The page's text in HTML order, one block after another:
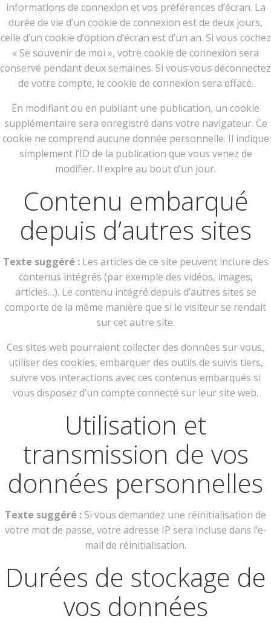
informations de connexion et vos préférences d’écran. La
durée de vie d’un cookie de connexion est de deux jours,
celle d’un cookie d’option d’écran est d’un an. Si vous cochez
« Se souvenir de moi », votre cookie de connexion sera
conservé pendant deux semaines. Si vous vous déconnectez
de votre compte, le cookie de connexion sera effacé.
En modifiant ou en publiant une publication, un cookie
supplémentaire sera enregistré dans votre navigateur. Ce
cookie ne comprend aucune donnée personnelle. Il indique
simplement l’ID de la publication que vous venez de
modifier. Il expire au bout d’un jour.
Contenu embarqué
depuis d’autres sites
Texte suggéré : Les articles de ce site peuvent inclure des
contenus intégrés (par exemple des vidéos, images,
articles…). Le contenu intégré depuis d’autres sites se
comporte de la même manière que si le visiteur se rendait
sur cet autre site.
Ces sites web pourraient collecter des données sur vous,
utiliser des cookies, embarquer des outils de suivis tiers,
suivre vos interactions avec ces contenus embarqués si
vous disposez d’un compte connecté sur leur site web.
Utilisation et
transmission de vos
données personnelles
Texte suggéré : Si vous demandez une réinitialisation de
votre mot de passe, votre adresse IP sera incluse dans l’e-
mail de réinitialisation.
Durées de stockage de
vos données